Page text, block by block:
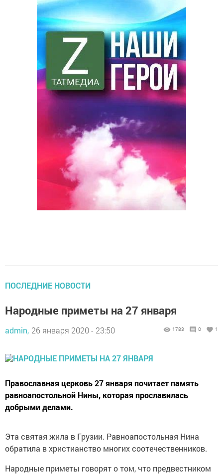
ПОСЛЕДНИЕ НОВОСТИ
Народные приметы на 27 января
admin, 26 января 2020 - 23:50 1783 0 1
Православная церковь 27 января почитает память
равноапостольной Нины, которая прославилась
добрыми делами.
Эта святая жила в Грузии. Равноапостольная Нина
обратила в христианство многих соотечественников.
Народные приметы говорят о том, что предвестником